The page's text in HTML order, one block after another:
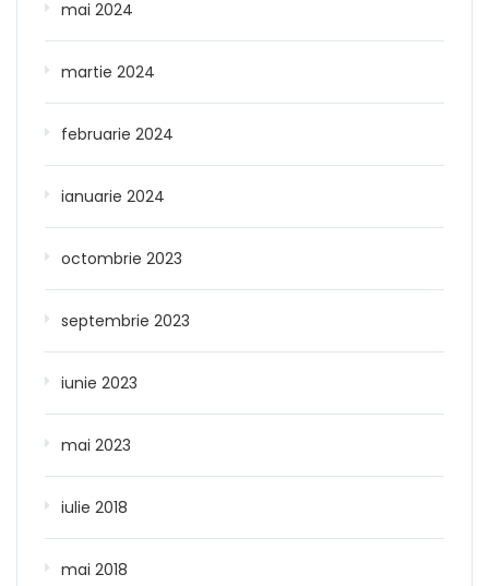
mai 2024
martie 2024
februarie 2024
ianuarie 2024
octombrie 2023
septembrie 2023
iunie 2023
mai 2023
iulie 2018
mai 2018